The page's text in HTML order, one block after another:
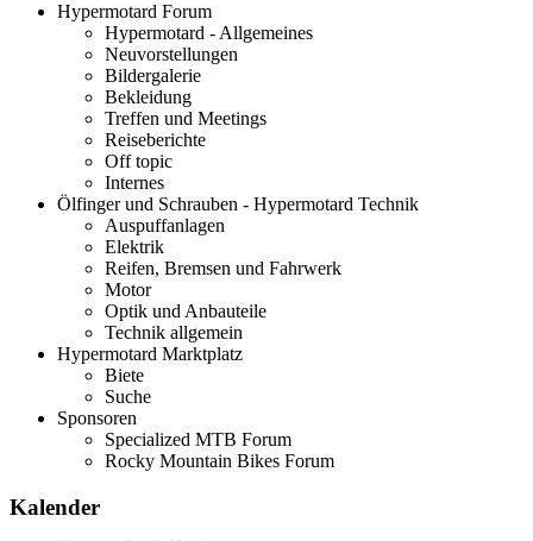
Hypermotard Forum
Hypermotard - Allgemeines
Neuvorstellungen
Bildergalerie
Bekleidung
Treffen und Meetings
Reiseberichte
Off topic
Internes
Ölfinger und Schrauben - Hypermotard Technik
Auspuffanlagen
Elektrik
Reifen, Bremsen und Fahrwerk
Motor
Optik und Anbauteile
Technik allgemein
Hypermotard Marktplatz
Biete
Suche
Sponsoren
Specialized MTB Forum
Rocky Mountain Bikes Forum
Kalender